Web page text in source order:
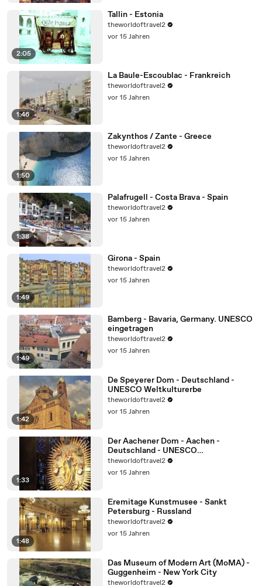
2:05
Tallin - Estonia
theworldoftravel2
vor 15 Jahren
1:46
La Baule-Escoublac - Frankreich
theworldoftravel2
vor 15 Jahren
1:50
Zakynthos / Zante - Greece
theworldoftravel2
vor 15 Jahren
1:38
Palafrugell - Costa Brava - Spain
theworldoftravel2
vor 15 Jahren
1:49
Girona - Spain
theworldoftravel2
vor 15 Jahren
1:49
Bamberg - Bavaria, Germany. UNESCO
eingetragen
theworldoftravel2
vor 15 Jahren
1:42
De Speyerer Dom - Deutschland -
UNESCO Weltkulturerbe
theworldoftravel2
vor 15 Jahren
1:33
Der Aachener Dom - Aachen -
Deutschland - UNESCO
Weltkulturerbe
theworldoftravel2
vor 15 Jahren
1:48
Eremitage Kunstmusee - Sankt
Petersburg - Russland
theworldoftravel2
vor 15 Jahren
Das Museum of Modern Art (MoMA) -
Guggenheim - New York City
theworldoftravel2